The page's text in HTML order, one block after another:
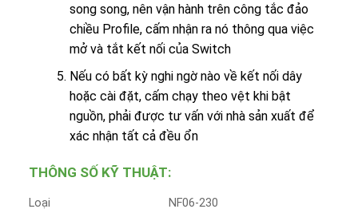
song song, nên vận hành trên công tắc đảo
chiều Profile, cấm nhận ra nó thông qua việc
mở và tắt kết nối của Switch
Nếu có bất kỳ nghi ngờ nào về kết nối dây
hoặc cài đặt, cấm chạy theo vệt khi bật
nguồn, phải được tư vấn với nhà sản xuất để
xác nhận tất cả đều ổn
THÔNG SỐ KỸ THUẬT:
Loại
NF06-230